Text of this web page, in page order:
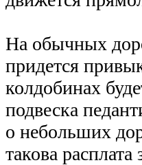
На обычных
придется
колдобинах
подвеска
о небольших
такова расплата